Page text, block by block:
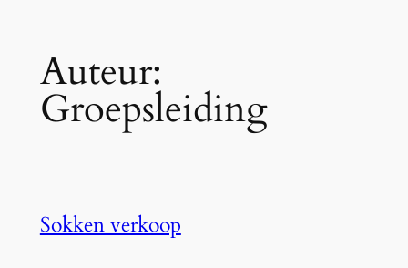
Auteur:
Groepsleiding
Sokken verkoop